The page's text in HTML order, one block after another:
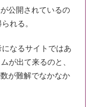
公開されているの
れる。
なるサイトではあ
が出て来るのと、
が難解でなかなか